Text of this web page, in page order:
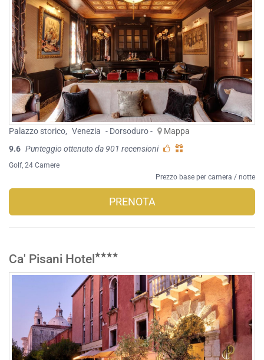
Palazzo storico, Venezia - Dorsoduro -
Mappa
9.6 Punteggio ottenuto da 901 recensioni
Golf , 24 Camere
Prezzo base per camera / notte
PRENOTA
Ca' Pisani Hotel